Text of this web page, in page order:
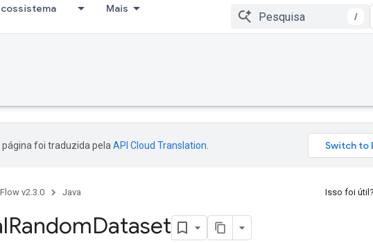
Mais
/
página foi traduzida pela API Cloud Translation
v2.3.0 Java Isso foi útil?
RandomDataset